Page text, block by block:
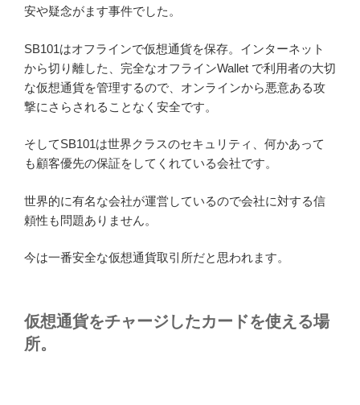
安や疑念がます事件でした。
SB101はオフラインで仮想通貨を保存。インターネット
から切り離した、完全なオフラインWallet で利用者の大切
な仮想通貨を管理するので、オンラインから悪意ある攻
撃にさらされることなく安全です。
そしてSB101は世界クラスのセキュリティ、何かあって
も顧客優先の保証をしてくれている会社です。
世界的に有名な会社が運営しているので会社に対する信
頼性も問題ありません。
今は一番安全な仮想通貨取引所だと思われます。
仮想通貨をチャージしたカードを使える場
所。